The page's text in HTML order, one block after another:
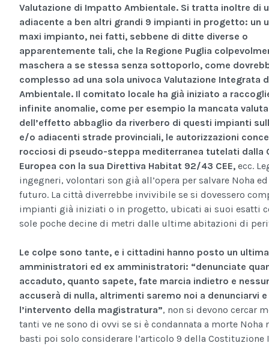
Valutazione di Impatto Ambientale. Si tratta inoltre di
adiacente a ben altri grandi 9 impianti in progetto: un
maxi impianto, nei fatti, sebbene di ditte diverse o
apparentemente tali, che la Regione Puglia
maschera a se stessa senza sottoporlo, come
complesso ad una sola univoca Valutazione Integrata
Ambientale. Il comitato locale ha già iniziato a
infinite anomalie, come per esempio la mancata
dell’effetto abbaglio da riverbero di questi impianti
e/o adiacenti strade provinciali, le autorizzazioni
rocciosi di pseudo-steppa mediterranea tutelati dalla
Europea con la sua Direttiva Habitat 92/43 CEE, ecc.
ingegneri, volontari son già all’opera per salvare Noha
futuro. La città diverrebbe invivibile se si dovessero
impianti già iniziati o in progetto, ubicati ai suoi esatti
sole poche decine di metri dalle ultime abitazioni di
Le colpe sono tante, e i cittadini hanno posto un
amministratori ed ex amministratori: “denunciate
accaduto, quanto sapete, fate marcia indietro e
accuserà di nulla, altrimenti saremo noi a denunciarvi
l’intervento della magistratura”, non si devono cercar
tanti ve ne sono di ovvi se si è condannata a morte Noha
basti poi solo considerare l’articolo 9 della Costituzione